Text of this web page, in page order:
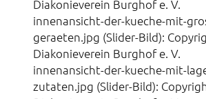
Diakonieverein Burghof e. V.
innenansicht-der-kueche-mit-
geraeten.jpg (Slider-Bild):
Diakonieverein Burghof e. V.
innenansicht-der-kueche-mit-
zutaten.jpg (Slider-Bild):